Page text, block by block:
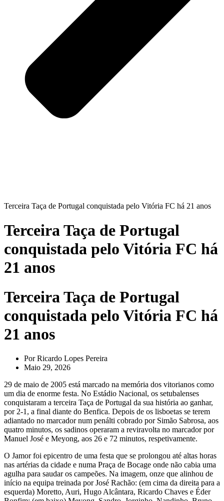
Terceira Taça de Portugal conquistada pelo Vitória FC há 21 anos
Terceira Taça de Portugal
conquistada pelo Vitória FC há
21 anos
Terceira Taça de Portugal
conquistada pelo Vitória FC há
21 anos
PorRicardo Lopes Pereira
Maio 29, 2026
29 de maio de 2005 está marcado na memória dos vitorianos como
um dia de enorme festa. No Estádio Nacional, os setubalenses
conquistaram a terceira Taça de Portugal da sua história ao ganhar,
por 2-1, a final diante do Benfica. Depois de os lisboetas se terem
adiantado no marcador num penálti cobrado por Simão Sabrosa, aos
quatro minutos, os sadinos operaram a reviravolta no marcador por
Manuel José e Meyong, aos 26 e 72 minutos, respetivamente.
O Jamor foi epicentro de uma festa que se prolongou até altas horas
nas artérias da cidade e numa Praça de Bocage onde não cabia uma
agulha para saudar os campeões. Na imagem, onze que alinhou de
início na equipa treinada por José Rachão: (em cima da direita para a
esquerda) Moretto, Auri, Hugo Alcântara, Ricardo Chaves e Éder